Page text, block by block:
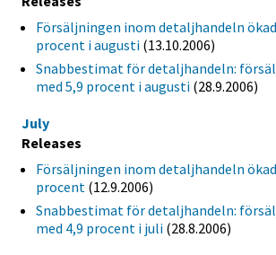
Försäljningen inom detaljhandeln
procent i augusti (13.10.2006)
Snabbestimat för detaljhandeln:
med 5,9 procent i augusti (28.9.2006)
July
Releases
Försäljningen inom detaljhandeln
procent (12.9.2006)
Snabbestimat för detaljhandeln:
med 4,9 procent i juli (28.8.2006)